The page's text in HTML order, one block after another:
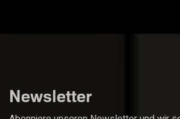
Newsletter